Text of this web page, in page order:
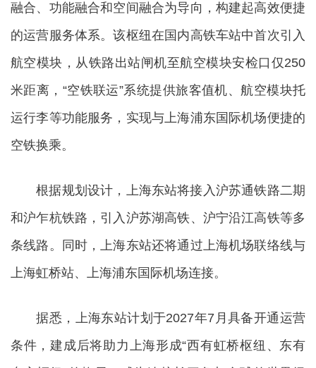
融合、功能融合和空间融合为导向，构建起高效便捷
的运营服务体系。该枢纽在国内高铁车站中首次引入
航空模块，从铁路出站闸机至航空模块安检口仅250
米距离，“空铁联运”系统提供旅客值机、航空模块托
运行李等功能服务，实现与上海浦东国际机场便捷的
空铁换乘。
根据规划设计，上海东站将接入沪苏通铁路二期
和沪乍杭铁路，引入沪苏湖高铁、沪宁沿江高铁等多
条线路。同时，上海东站还将通过上海机场联络线与
上海虹桥站、上海浦东国际机场连接。
据悉，上海东站计划于2027年7月具备开通运营
条件，建成后将助力上海形成“西有虹桥枢纽、东有